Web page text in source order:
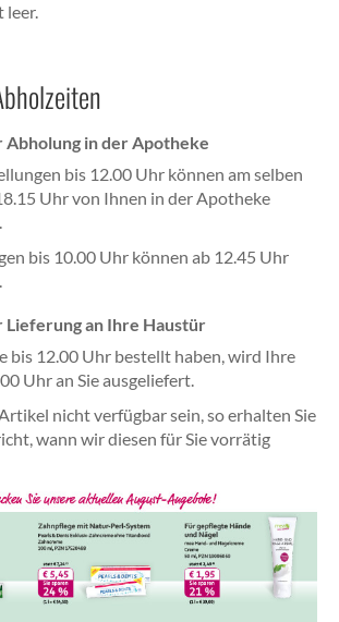
leer.
Abholung in der Apotheke
bis 12.00 Uhr können am selben
Uhr von Ihnen in der Apotheke
bis 10.00 Uhr können ab 12.45 Uhr
Lieferung an Ihre Haustür
bis 12.00 Uhr bestellt haben, wird Ihre
Uhr an Sie ausgeliefert.
nicht verfügbar sein, so erhalten Sie
wann wir diesen für Sie vorrätig